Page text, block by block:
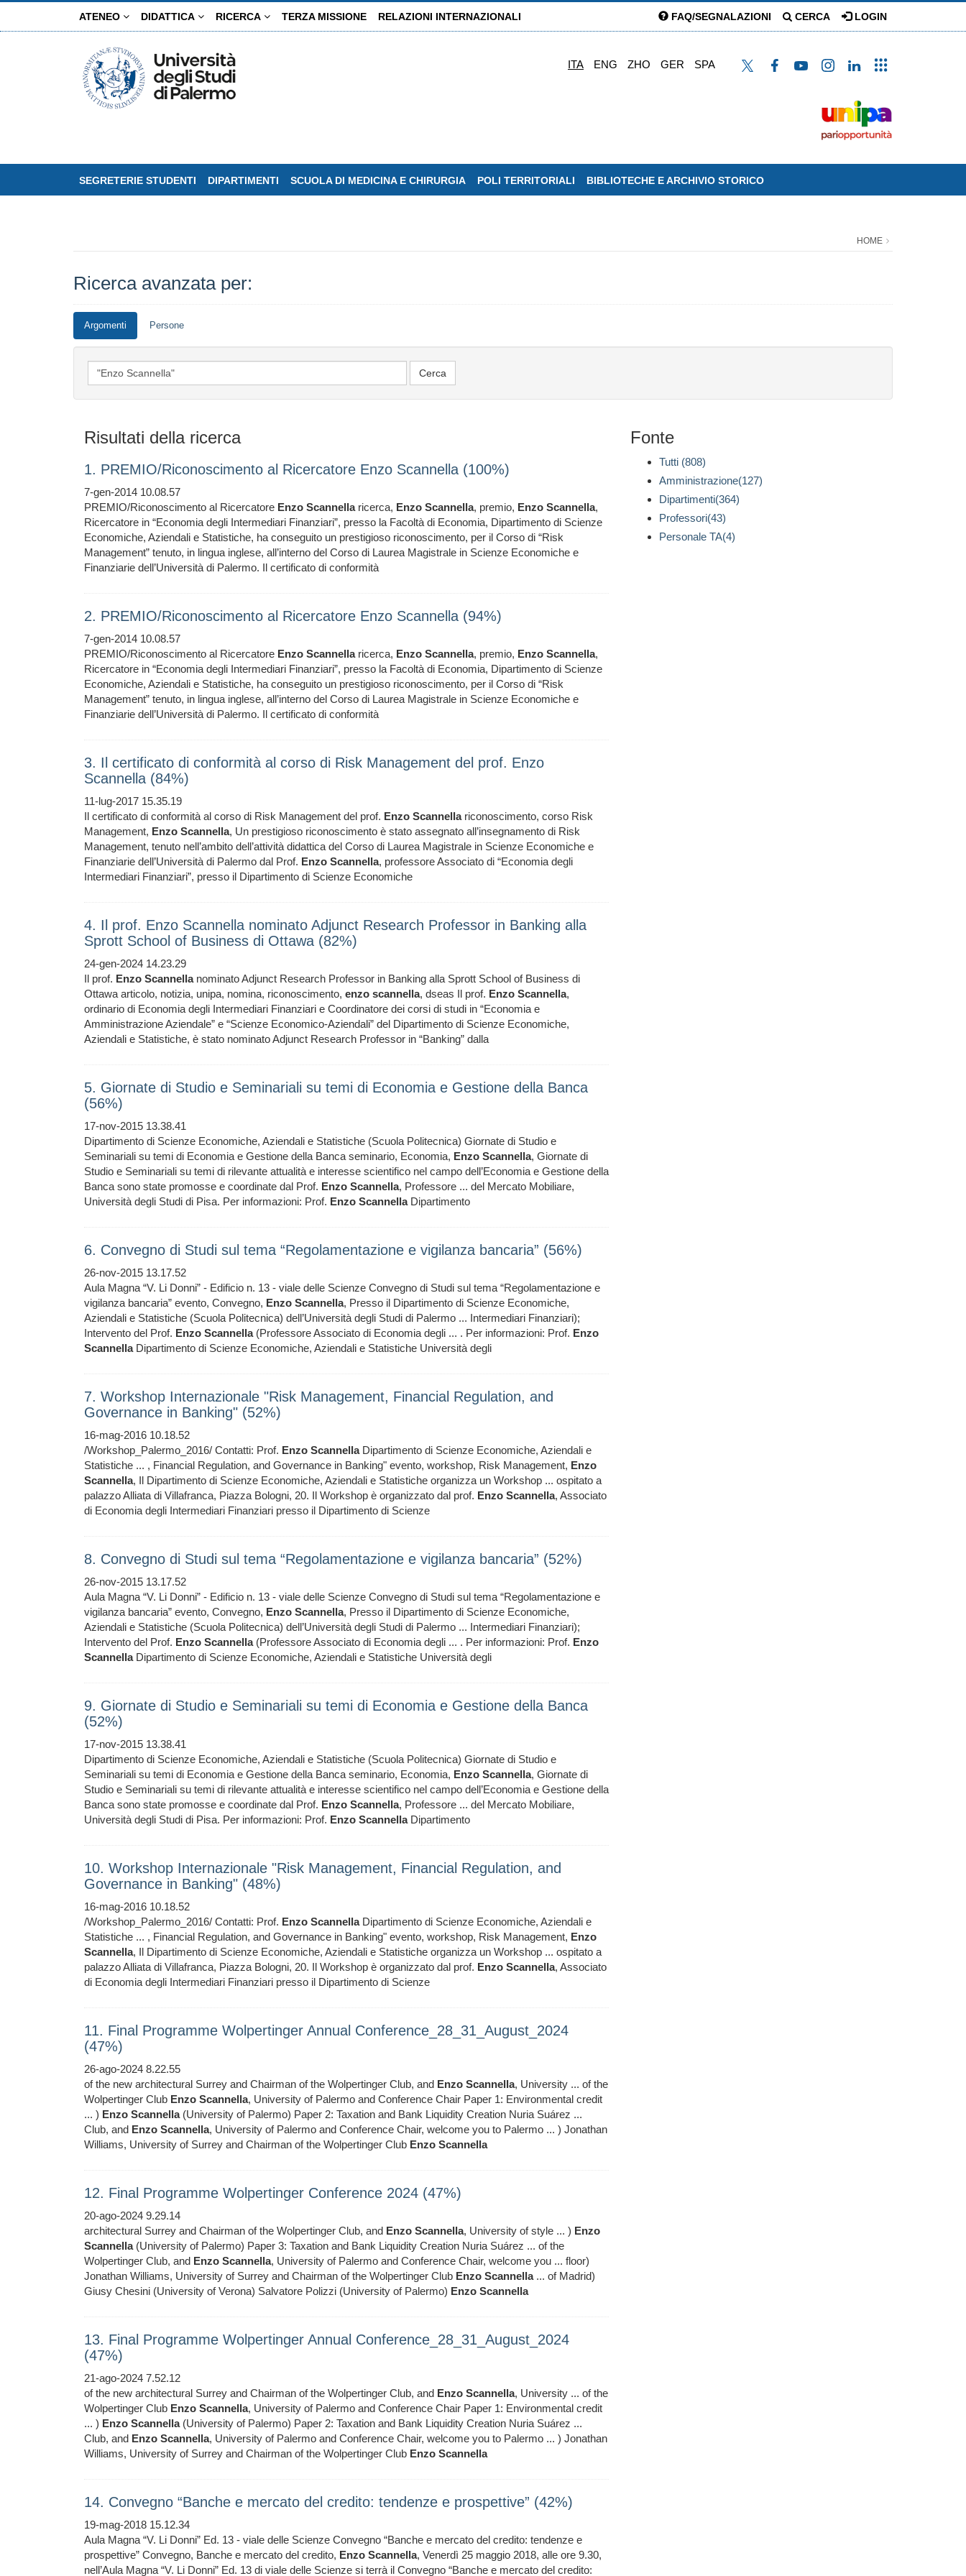
ATENEO DIDATTICA RICERCA TERZA MISSIONE RELAZIONI INTERNAZIONALI FAQ/SEGNALAZIONI CERCA LOGIN
ITA ENG ZHO GER SPA
SEGRETERIE STUDENTI DIPARTIMENTI SCUOLA DI MEDICINA E CHIRURGIA POLI TERRITORIALI BIBLIOTECHE E ARCHIVIO STORICO
HOME
Ricerca avanzata per:
Argomenti Persone
Risultati della ricerca
1. PREMIO/Riconoscimento al Ricercatore Enzo Scannella (100%)
7-gen-2014 10.08.57
PREMIO/Riconoscimento al Ricercatore Enzo Scannellaricerca, Enzo Scannella, premio, Enzo Scannella,
Ricercatore in “Economia degli Intermediari Finanziari”, presso la Facoltà di Economia, Dipartimento di Scienze
Economiche, Aziendali e Statistiche, ha conseguito un prestigioso riconoscimento, per il Corso di “Risk
Management” tenuto, in lingua inglese, all’interno del Corso di Laurea Magistrale in Scienze Economiche e
Finanziarie dell’Università di Palermo. Il certificato di conformità
2. PREMIO/Riconoscimento al Ricercatore Enzo Scannella (94%)
7-gen-2014 10.08.57
PREMIO/Riconoscimento al Ricercatore Enzo Scannellaricerca, Enzo Scannella, premio, Enzo Scannella,
Ricercatore in “Economia degli Intermediari Finanziari”, presso la Facoltà di Economia, Dipartimento di Scienze
Economiche, Aziendali e Statistiche, ha conseguito un prestigioso riconoscimento, per il Corso di “Risk
Management” tenuto, in lingua inglese, all’interno del Corso di Laurea Magistrale in Scienze Economiche e
Finanziarie dell’Università di Palermo. Il certificato di conformità
3. Il certificato di conformità al corso di Risk Management del prof. Enzo
Scannella (84%)
11-lug-2017 15.35.19
Il certificato di conformità al corso di Risk Management del prof. Enzo Scannellariconoscimento, corso Risk
Management, Enzo Scannella, Un prestigioso riconoscimento è stato assegnato all’insegnamento di Risk
Management, tenuto nell’ambito dell’attività didattica del Corso di Laurea Magistrale in Scienze Economiche e
Finanziarie dell’Università di Palermo dal Prof. Enzo Scannella, professore Associato di “Economia degli
Intermediari Finanziari”, presso il Dipartimento di Scienze Economiche
4. Il prof. Enzo Scannella nominato Adjunct Research Professor in Banking alla
Sprott School of Business di Ottawa (82%)
24-gen-2024 14.23.29
Il prof. Enzo Scannellanominato Adjunct Research Professor in Banking alla Sprott School of Business di
Ottawa articolo, notizia, unipa, nomina, riconoscimento, enzo scannella, dseas Il prof. Enzo Scannella,
ordinario di Economia degli Intermediari Finanziari e Coordinatore dei corsi di studi in “Economia e
Amministrazione Aziendale” e “Scienze Economico-Aziendali” del Dipartimento di Scienze Economiche,
Aziendali e Statistiche, è stato nominato Adjunct Research Professor in “Banking” dalla
5. Giornate di Studio e Seminariali su temi di Economia e Gestione della Banca
(56%)
17-nov-2015 13.38.41
Dipartimento di Scienze Economiche, Aziendali e Statistiche (Scuola Politecnica) Giornate di Studio e
Seminariali su temi di Economia e Gestione della Banca seminario, Economia, Enzo Scannella, Giornate di
Studio e Seminariali su temi di rilevante attualità e interesse scientifico nel campo dell’Economia e Gestione della
Banca sono state promosse e coordinate dal Prof. Enzo Scannella, Professore ... del Mercato Mobiliare,
Università degli Studi di Pisa. Per informazioni: Prof. Enzo ScannellaDipartimento
6. Convegno di Studi sul tema “Regolamentazione e vigilanza bancaria” (56%)
26-nov-2015 13.17.52
Aula Magna “V. Li Donni” - Edificio n. 13 - viale delle Scienze Convegno di Studi sul tema “Regolamentazione e
vigilanza bancaria” evento, Convegno, Enzo Scannella, Presso il Dipartimento di Scienze Economiche,
Aziendali e Statistiche (Scuola Politecnica) dell’Università degli Studi di Palermo ... Intermediari Finanziari);
Intervento del Prof. Enzo Scannella(Professore Associato di Economia degli ... . Per informazioni: Prof. Enzo
ScannellaDipartimento di Scienze Economiche, Aziendali e Statistiche Università degli
7. Workshop Internazionale "Risk Management, Financial Regulation, and
Governance in Banking" (52%)
16-mag-2016 10.18.52
/Workshop_Palermo_2016/ Contatti: Prof. Enzo ScannellaDipartimento di Scienze Economiche, Aziendali e
Statistiche ... , Financial Regulation, and Governance in Banking" evento, workshop, Risk Management, Enzo
Scannella, Il Dipartimento di Scienze Economiche, Aziendali e Statistiche organizza un Workshop ... ospitato a
palazzo Alliata di Villafranca, Piazza Bologni, 20. Il Workshop è organizzato dal prof. Enzo Scannella, Associato
di Economia degli Intermediari Finanziari presso il Dipartimento di Scienze
8. Convegno di Studi sul tema “Regolamentazione e vigilanza bancaria” (52%)
26-nov-2015 13.17.52
Aula Magna “V. Li Donni” - Edificio n. 13 - viale delle Scienze Convegno di Studi sul tema “Regolamentazione e
vigilanza bancaria” evento, Convegno, Enzo Scannella, Presso il Dipartimento di Scienze Economiche,
Aziendali e Statistiche (Scuola Politecnica) dell’Università degli Studi di Palermo ... Intermediari Finanziari);
Intervento del Prof. Enzo Scannella(Professore Associato di Economia degli ... . Per informazioni: Prof. Enzo
ScannellaDipartimento di Scienze Economiche, Aziendali e Statistiche Università degli
9. Giornate di Studio e Seminariali su temi di Economia e Gestione della Banca
(52%)
17-nov-2015 13.38.41
Dipartimento di Scienze Economiche, Aziendali e Statistiche (Scuola Politecnica) Giornate di Studio e
Seminariali su temi di Economia e Gestione della Banca seminario, Economia, Enzo Scannella, Giornate di
Studio e Seminariali su temi di rilevante attualità e interesse scientifico nel campo dell’Economia e Gestione della
Banca sono state promosse e coordinate dal Prof. Enzo Scannella, Professore ... del Mercato Mobiliare,
Università degli Studi di Pisa. Per informazioni: Prof. Enzo ScannellaDipartimento
10. Workshop Internazionale "Risk Management, Financial Regulation, and
Governance in Banking" (48%)
16-mag-2016 10.18.52
/Workshop_Palermo_2016/ Contatti: Prof. Enzo ScannellaDipartimento di Scienze Economiche, Aziendali e
Statistiche ... , Financial Regulation, and Governance in Banking" evento, workshop, Risk Management, Enzo
Scannella, Il Dipartimento di Scienze Economiche, Aziendali e Statistiche organizza un Workshop ... ospitato a
palazzo Alliata di Villafranca, Piazza Bologni, 20. Il Workshop è organizzato dal prof. Enzo Scannella, Associato
di Economia degli Intermediari Finanziari presso il Dipartimento di Scienze
11. Final Programme Wolpertinger Annual Conference_28_31_August_2024
(47%)
26-ago-2024 8.22.55
of the new architectural Surrey and Chairman of the Wolpertinger Club, and Enzo Scannella, University ... of the
Wolpertinger Club Enzo Scannella, University of Palermo and Conference Chair Paper 1: Environmental credit
... ) Enzo Scannella(University of Palermo) Paper 2: Taxation and Bank Liquidity Creation Nuria Suárez ...
Club, and Enzo Scannella, University of Palermo and Conference Chair, welcome you to Palermo ... ) Jonathan
Williams, University of Surrey and Chairman of the Wolpertinger Club Enzo Scannella
12. Final Programme Wolpertinger Conference 2024 (47%)
20-ago-2024 9.29.14
architectural Surrey and Chairman of the Wolpertinger Club, and Enzo Scannella, University of style ... ) Enzo
Scannella(University of Palermo) Paper 3: Taxation and Bank Liquidity Creation Nuria Suárez ... of the
Wolpertinger Club, and Enzo Scannella, University of Palermo and Conference Chair, welcome you ... floor)
Jonathan Williams, University of Surrey and Chairman of the Wolpertinger Club Enzo Scannella... of Madrid)
Giusy Chesini (University of Verona) Salvatore Polizzi (University of Palermo) Enzo Scannella
13. Final Programme Wolpertinger Annual Conference_28_31_August_2024
(47%)
21-ago-2024 7.52.12
of the new architectural Surrey and Chairman of the Wolpertinger Club, and Enzo Scannella, University ... of the
Wolpertinger Club Enzo Scannella, University of Palermo and Conference Chair Paper 1: Environmental credit
... ) Enzo Scannella(University of Palermo) Paper 2: Taxation and Bank Liquidity Creation Nuria Suárez ...
Club, and Enzo Scannella, University of Palermo and Conference Chair, welcome you to Palermo ... ) Jonathan
Williams, University of Surrey and Chairman of the Wolpertinger Club Enzo Scannella
14. Convegno “Banche e mercato del credito: tendenze e prospettive” (42%)
19-mag-2018 15.12.34
Aula Magna “V. Li Donni” Ed. 13 - viale delle Scienze Convegno “Banche e mercato del credito: tendenze e
prospettive” Convegno, Banche e mercato del credito, Enzo Scannella, Venerdì 25 maggio 2018, alle ore 9.30,
nell’Aula Magna “V. Li Donni” Ed. 13 di viale delle Scienze si terrà il Convegno “Banche e mercato del credito:
Fonte
Tutti (808)
Amministrazione(127)
Dipartimenti(364)
Professori(43)
Personale TA(4)